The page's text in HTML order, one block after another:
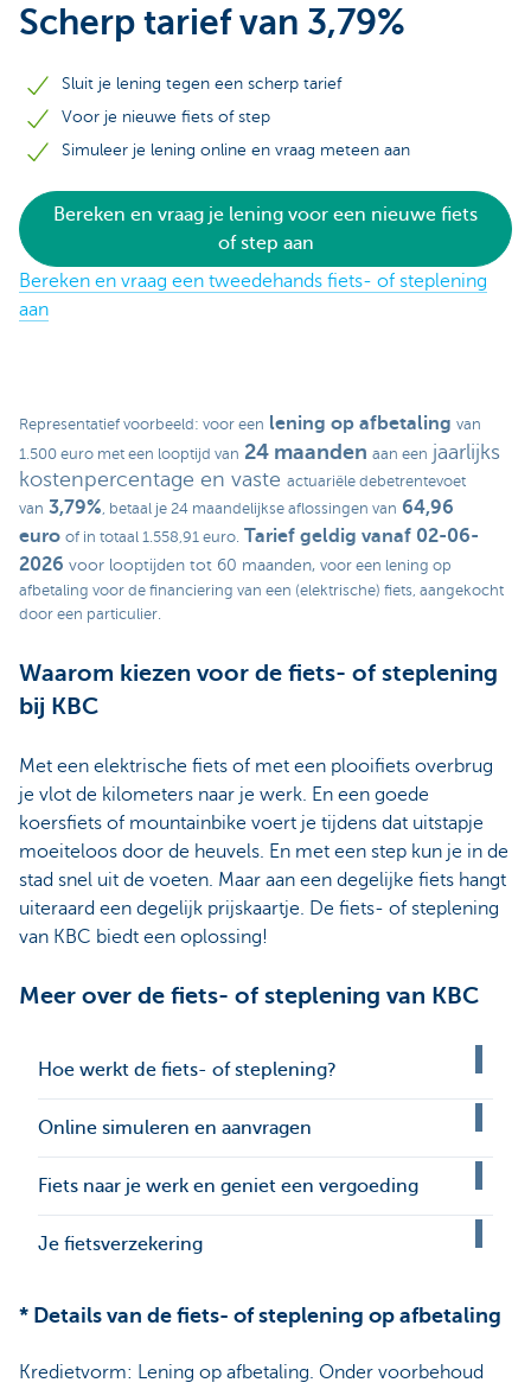
Scherp tarief van 3,79%
Sluit je lening tegen een scherp tarief
Voor je nieuwe fiets of step
Simuleer je lening online en vraag meteen aan
Bereken en vraag je lening voor een nieuwe fiets
of step aan
Bereken en vraag een tweedehands fiets- of steplening
aan
Representatief voorbeeld: voor een lening op afbetaling van
1.500 euro met een looptijd van 24 maanden aan een jaarlijks
kostenpercentage en vaste actuariële debetrentevoet
van 3,79%, betaal je 24 maandelijkse aflossingen van 64,96
euro of in totaal 1.558,91 euro. Tarief geldig vanaf 02-06-
2026 voor looptijden tot 60 maanden, voor een lening op
afbetaling voor de financiering van een (elektrische) fiets, aangekocht
door een particulier.
Waarom kiezen voor de fiets- of steplening
bij KBC
Met een elektrische fiets of met een plooifiets overbrug
je vlot de kilometers naar je werk. En een goede
koersfiets of mountainbike voert je tijdens dat uitstapje
moeiteloos door de heuvels. En met een step kun je in de
stad snel uit de voeten. Maar aan een degelijke fiets hangt
uiteraard een degelijk prijskaartje. De fiets- of steplening
van KBC biedt een oplossing!
Meer over de fiets- of steplening van KBC
Hoe werkt de fiets- of steplening?
Online simuleren en aanvragen
Fiets naar je werk en geniet een vergoeding
Je fietsverzekering
* Details van de fiets- of steplening op afbetaling
Kredietvorm: Lening op afbetaling. Onder voorbehoud